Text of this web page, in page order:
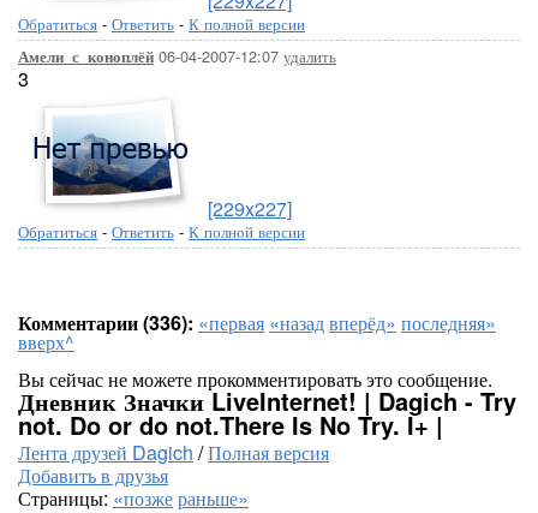
Обратиться - Ответить - К полной версии
Амели_с_коноплёй 06-04-2007-12:07 удалить
3
[229x227]
Обратиться - Ответить - К полной версии
Комментарии (336): «первая «назадвперёд» последняя»
вверх^
Вы сейчас не можете прокомментировать это сообщение.
Дневник Значки LiveInternet! | Dagich - Try
not. Do or do not.There Is No Try. I+ |
Лента друзей Dagich /Полная версия
Добавить в друзья
Страницы: «позжераньше»